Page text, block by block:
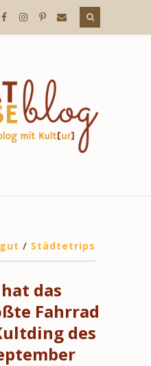
/ Städtetrips
das
Fahrrad
des